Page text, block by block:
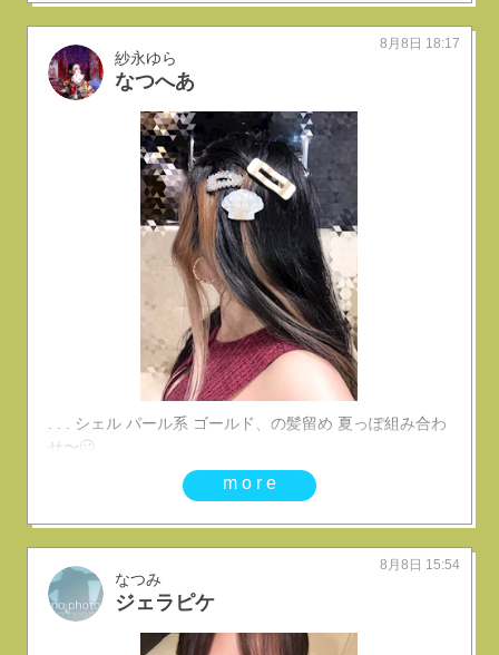
紗永ゆら
なつへあ
8月8日 18:17
. . . シェル パール系 ゴールド、の髪留め 夏っぽ組み合わ
せ〜🥴 . . .
more
なつみ
ジェラピケ
8月8日 15:54